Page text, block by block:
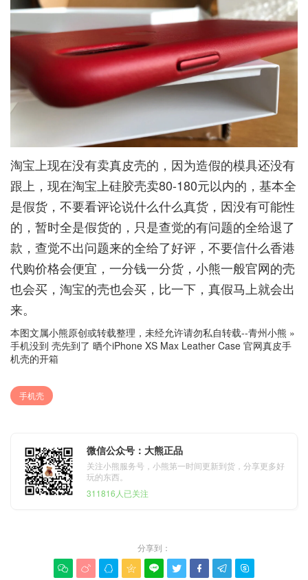
淘宝上现在没有卖真皮壳的，因为造假的模具还没有
跟上，现在淘宝上硅胶壳卖80-180元以内的，基本全
是假货，不要看评论说什么什么真货，因没有可能性
的，暂时全是假货的，只是查觉的有问题的全给退了
款，查觉不出问题来的全给了好评，不要信什么香港
代购价格会便宜，一分钱一分货，小熊一般官网的壳
也会买，淘宝的壳也会买，比一下，真假马上就会出
来。
本图文属小熊原创或转载整理，未经允许请勿私自转载--青州小熊 »
手机没到 壳先到了 晒个iPhone XS Max Leather Case 官网真皮手
机壳的开箱
手机壳
微信公众号：大熊正品
关注小熊服务号，小熊第一时间更新到货，分享更多好
玩的东西。
311816人已关注
分享到：
        